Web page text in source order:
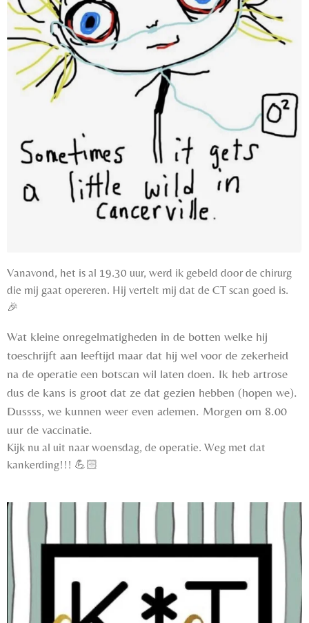
Vanavond, het is al 19.30 uur, werd ik gebeld door de chirurg
die mij gaat opereren. Hij vertelt mij dat de CT scan goed is.
🎉
Wat kleine onregelmatigheden in de botten welke hij
toeschrijft aan leeftijd maar dat hij wel voor de zekerheid
na de operatie een botscan wil laten doen. Ik heb artrose
dus de kans is groot dat ze dat gezien hebben (hopen we).
Dussss, we kunnen weer even ademen. Morgen om 8.00
uur de vaccinatie.
Kijk nu al uit naar woensdag, de operatie. Weg met dat
kankerding!!! 💪🏻